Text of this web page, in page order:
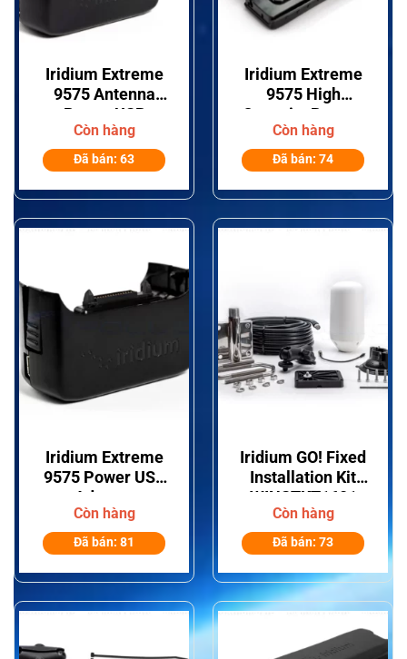
Iridium Extreme
9575 Antenna
Power USB
Adapter
Còn hàng
Đã bán: 63
Iridium Extreme
9575 High
Capacity Battery
Còn hàng
Đã bán: 74
Iridium Extreme
9575 Power USB
Adapter
H3APU1501
Còn hàng
Đã bán: 81
Iridium GO! Fixed
Installation Kit
WINSTKT1601
Còn hàng
Đã bán: 73